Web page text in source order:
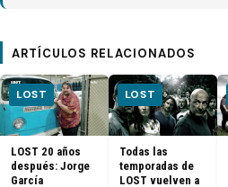
ARTÍCULOS RELACIONADOS
LOST
LOST 20 años
después: Jorge
García
LOST
Todas las
temporadas de
LOST vuelven a